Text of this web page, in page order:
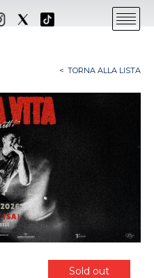
TORNA ALLA LISTA
Sold out